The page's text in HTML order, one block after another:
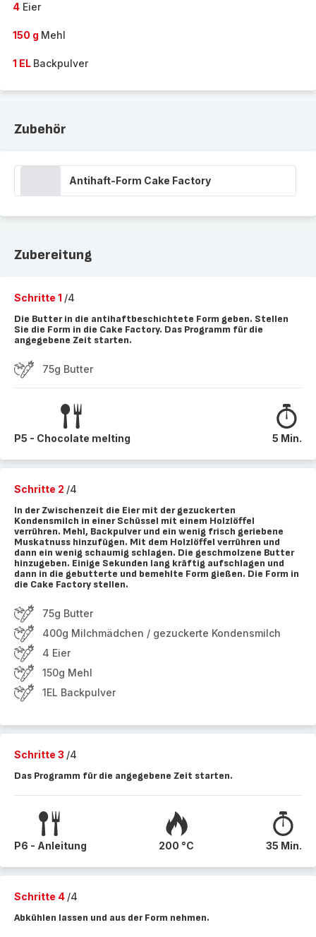
4 Eier
150 g Mehl
1 EL Backpulver
Zubehör
Antihaft-Form Cake Factory
Zubereitung
Schritte 1 /4
Die Butter in die antihaftbeschichtete Form geben. Stellen
Sie die Form in die Cake Factory. Das Programm für die
angegebene Zeit starten.
75g Butter
P5 - Chocolate melting 5 Min.
Schritte 2 /4
In der Zwischenzeit die Eier mit der gezuckerten
Kondensmilch in einer Schüssel mit einem Holzlöffel
verrühren. Mehl, Backpulver und ein wenig frisch geriebene
Muskatnuss hinzufügen. Mit dem Holzlöffel verrühren und
dann ein wenig schaumig schlagen. Die geschmolzene Butter
hinzugeben. Einige Sekunden lang kräftig aufschlagen und
dann in die gebutterte und bemehlte Form gießen. Die Form in
die Cake Factory stellen.
75g Butter
400g Milchmädchen / gezuckerte Kondensmilch
4 Eier
150g Mehl
1EL Backpulver
Schritte 3 /4
Das Programm für die angegebene Zeit starten.
P6 - Anleitung 200 °C 35 Min.
Schritte 4 /4
Abkühlen lassen und aus der Form nehmen.